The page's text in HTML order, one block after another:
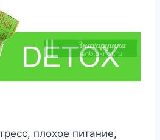
плохое питание,